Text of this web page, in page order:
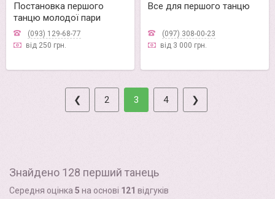
Постановка першого
танцю молодої пари
(093) 129-68-77
від 250 грн.
Все для першого танцю
(097) 308-00-23
від 3 000 грн.
❮ 2 3 4 ❯
Знайдено 128 перший танець
Середня оцінка 5 на основі 121 відгуків